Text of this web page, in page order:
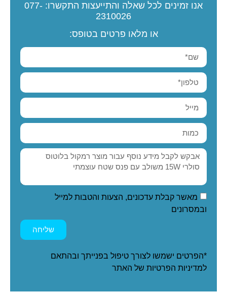
אנו זמינים לכל שאלה והתייעצות התקשרו: 077-
2310026
או מלאו פרטים בטופס:
מאשר קבלת עדכונים, הצעות והטבות למייל
ובמסרונים
שליחה
*הפרטים ישמשו לצורך טיפול בפנייתך ובהתאם
למדיניות הפרטיות של האתר